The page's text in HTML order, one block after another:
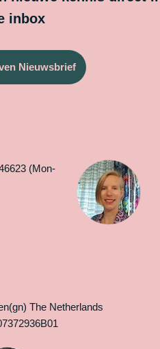
inbox
Nieuwsbrief
(Mon-
The Netherlands